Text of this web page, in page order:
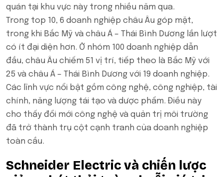
quán tại khu vực này trong nhiều năm qua.
Trong top 10, 6 doanh nghiệp châu Âu góp mặt,
trong khi Bắc Mỹ và châu Á – Thái Bình Dương lần lượt
có ít đại diện hơn. Ở nhóm 100 doanh nghiệp dẫn
đầu, châu Âu chiếm 51 vị trí, tiếp theo là Bắc Mỹ với
25 và châu Á – Thái Bình Dương với 19 doanh nghiệp.
Các lĩnh vực nổi bật gồm công nghệ, công nghiệp, tài
chính, năng lượng tái tạo và dược phẩm. Điều này
cho thấy đổi mới công nghệ và quản trị môi trường
đã trở thành trụ cột cạnh tranh của doanh nghiệp
toàn cầu.
Schneider Electric và chiến lược